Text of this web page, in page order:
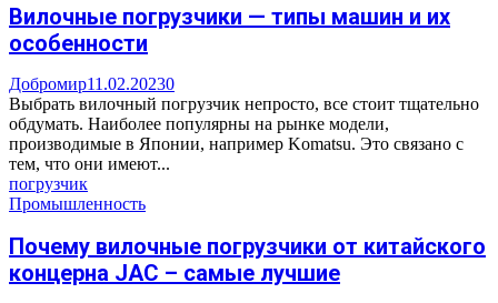
Вилочные погрузчики — типы машин и их
особенности
Добромир11.02.20230
Выбрать вилочный погрузчик непросто, все стоит тщательно
обдумать. Наиболее популярны на рынке модели,
производимые в Японии, например Komatsu. Это связано с
тем, что они имеют...
погрузчик
Промышленность
Почему вилочные погрузчики от китайского
концерна JAC – самые лучшие